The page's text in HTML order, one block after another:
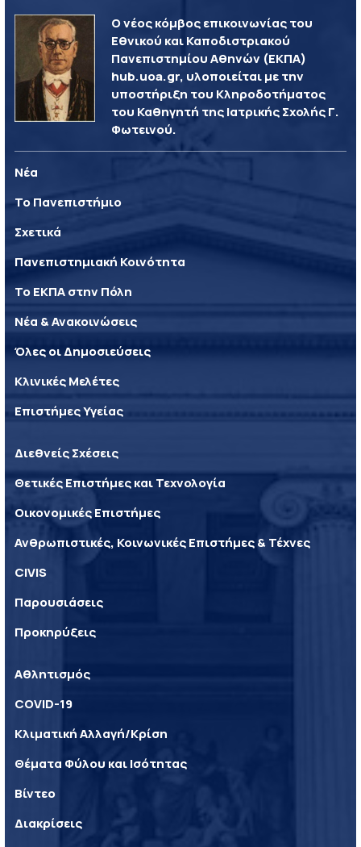
Ο νέος κόμβος επικοινωνίας του
Εθνικού και Καποδιστριακού
Πανεπιστημίου Αθηνών (ΕΚΠΑ)
hub.uoa.gr, υλοποιείται με την
υποστήριξη του Κληροδοτήματος
του Καθηγητή της Ιατρικής Σχολής Γ.
Φωτεινού.
Νέα
Το Πανεπιστήμιο
Σχετικά
Πανεπιστημιακή Κοινότητα
Το ΕΚΠΑ στην Πόλη
Νέα & Ανακοινώσεις
Όλες οι Δημοσιεύσεις
Κλινικές Μελέτες
Επιστήμες Υγείας
Διεθνείς Σχέσεις
Θετικές Επιστήμες και Τεχνολογία
Οικονομικές Επιστήμες
Ανθρωπιστικές, Κοινωνικές Επιστήμες & Τέχνες
CIVIS
Παρουσιάσεις
Προκηρύξεις
Αθλητισμός
COVID-19
Κλιματική Αλλαγή/Κρίση
Θέματα Φύλου και Ισότητας
Βίντεο
Διακρίσεις